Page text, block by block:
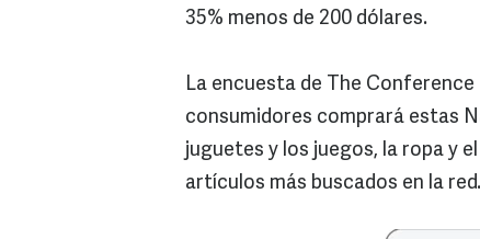
35% menos de 200 dólares.
La encuesta de The Conference
consumidores comprará estas
juguetes y los juegos, la ropa y
artículos más buscados en la red.